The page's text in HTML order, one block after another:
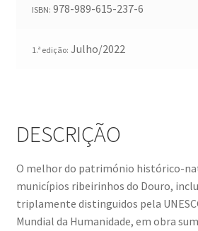
Resultados do Concurso de
Ring Portraits Project (teste
Sentir a Ria
ISBN: 978-989-615-237-6
1.ª edição: Julho/2022
DESCRIÇÃO
O melhor do património histórico-
municípios ribeirinhos do Douro,
triplamente distinguidos pela
Mundial da Humanidade, em obra